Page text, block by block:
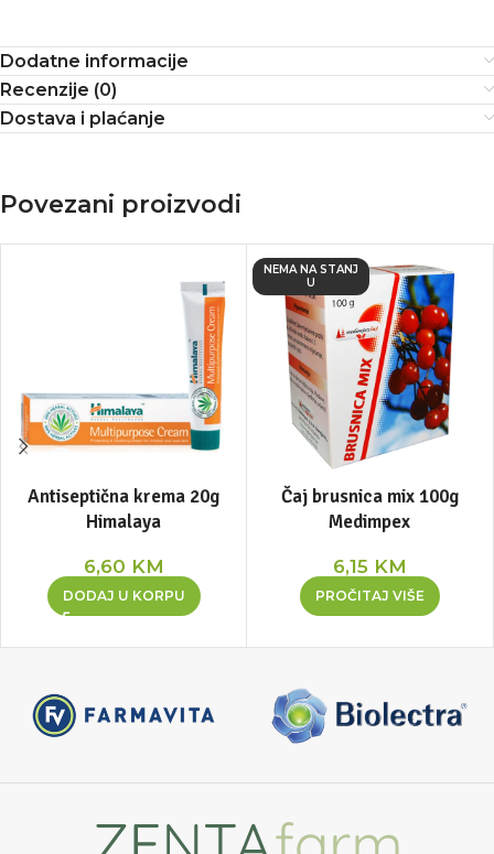
Dodatne informacije
Recenzije (0)
Dostava i plaćanje
Povezani proizvodi
Antiseptična krema 20g
Himalaya
6,60 KM
DODAJ U KORPU
NEMA NA STANJ
U
Čaj brusnica mix 100g
Medimpex
6,15 KM
PROČITAJ VIŠE